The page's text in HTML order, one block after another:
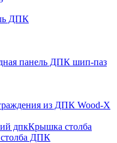
ДПК
панель ДПК шип-паз
из ДПК Wood-X
дпкКрышка столба
ДПК